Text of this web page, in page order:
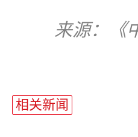
来源：《
相关新闻